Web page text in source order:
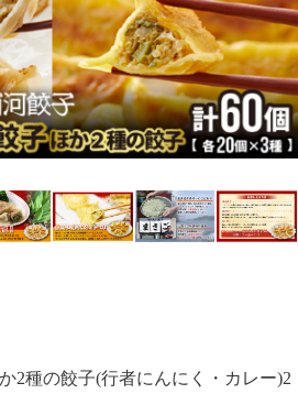
2種の餃子(行者にんにく・カレー)2